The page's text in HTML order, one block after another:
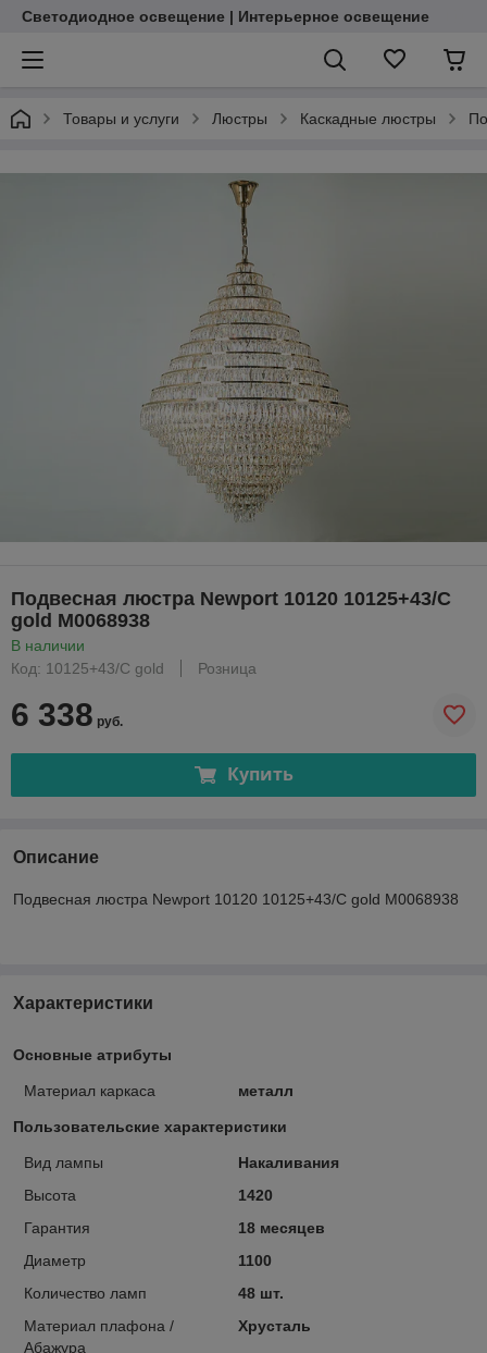
Светодиодное освещение | Интерьерное освещение
Товары и услуги Люстры Каскадные люстры
Подвесная люстра Newport 10120 10125+43/C
gold М0068938
В наличии
Код: 10125+43/C gold
Розница
6 338 руб.
Купить
Описание
Подвесная люстра Newport 10120 10125+43/C gold М0068938
Характеристики
Основные атрибуты
Материал каркаса металл
Пользовательские характеристики
Вид лампы
Накаливания
Высота
1420
Гарантия
18 месяцев
Диаметр
1100
Количество ламп
48 шт.
Материал плафона /
Абажура
Хрусталь